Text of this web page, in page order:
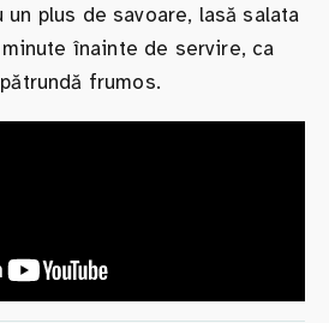
un plus de savoare, lasă salata
înainte de servire, ca
frumos.